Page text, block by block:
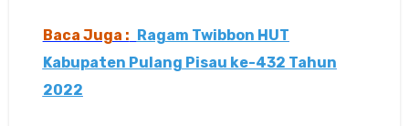
Baca Juga : Ragam Twibbon HUT
Kabupaten Pulang Pisau ke-432 Tahun
2022